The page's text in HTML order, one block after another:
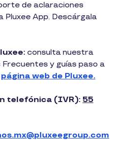
de aclaraciones
App. Descárgala
consulta nuestra
y guías paso a
página web de Pluxee.
telefónica (IVR): 55